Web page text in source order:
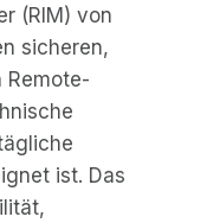
(RIM) von
sicheren,
Remote-
ist. Das